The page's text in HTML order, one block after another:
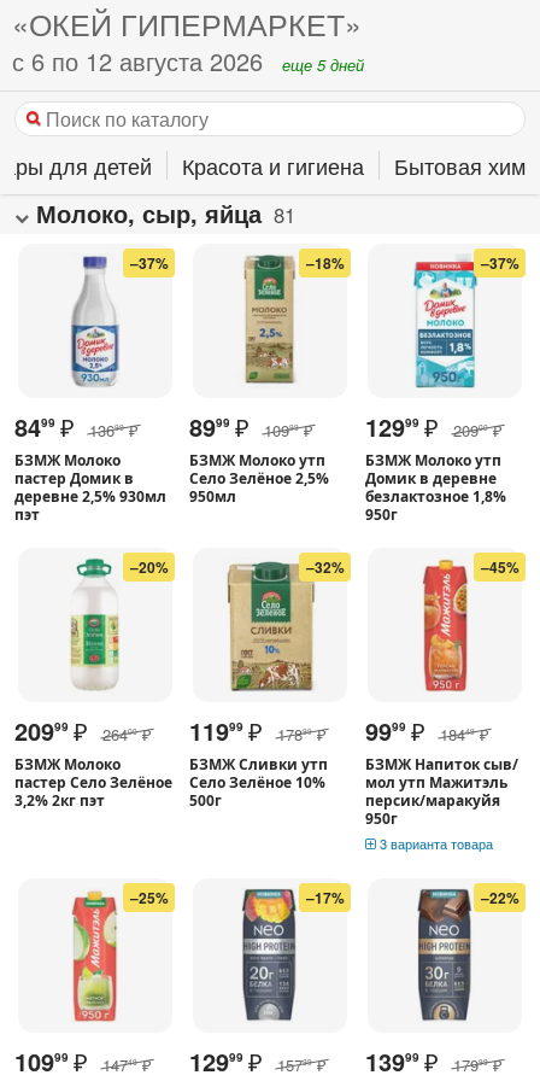
«ОКЕЙ ГИПЕРМАРКЕТ»
с 6 по 12 августа 2026 еще 5 дней
для детей Красота и гигиена Бытовая
Молоко, сыр, яйца 81
–37%
8499 ₽ 13699 ₽
БЗМЖ Молоко
пастер Домик в
деревне 2,5% 930мл
пэт
–18%
8999 ₽ 10999 ₽
БЗМЖ Молоко утп
Село Зелёное 2,5%
950мл
–37%
12999 ₽ 20900 ₽
БЗМЖ Молоко утп
Домик в деревне
безлактозное 1,8%
950г
–20%
20999 ₽ 26400 ₽
БЗМЖ Молоко
пастер Село Зелёное
3,2% 2кг пэт
–32%
11999 ₽ 17899 ₽
БЗМЖ Сливки утп
Село Зелёное 10%
500г
–45%
9999 ₽ 18449 ₽
БЗМЖ Напиток сыв/
мол утп Мажитэль
персик/маракуйя
950г
3 варианта товара
–25%
10999 ₽ 14749 ₽
–17%
12999 ₽ 15799 ₽
–22%
13999 ₽ 17999 ₽